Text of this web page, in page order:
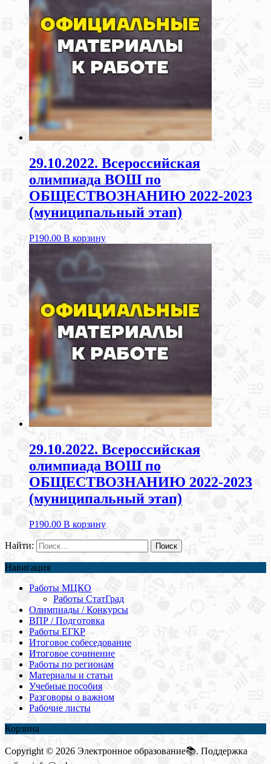
29.10.2022. Всероссийская
олимпиада ВОШ по
ОБЩЕСТВОЗНАНИЮ 2022-2023
(муниципальный этап)
Р190.00 В корзину
29.10.2022. Всероссийская
олимпиада ВОШ по
ОБЩЕСТВОЗНАНИЮ 2022-2023
(муниципальный этап)
Р190.00 В корзину
Найти:
Навигация
Работы МЦКО
Работы СтатГрад
Олимпиады / Конкурсы
ВПР / Подготовка
Работы ЕГКР
Итоговое собеседование
Итоговое сочинение
Работы по регионам
Материалы и статьи
Учебные пособия
Разговоры о важном
Рабочие листы
Корзина
Copyright © 2026 Электронное образование📚. Поддержка